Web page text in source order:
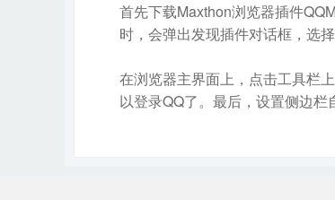
首先下载Maxthon浏览器插件
时，会弹出发现插件对话框，选
在浏览器主界面上，点击工具栏
以登录QQ了。最后，设置侧边栏